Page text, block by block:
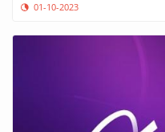
01-10-2023